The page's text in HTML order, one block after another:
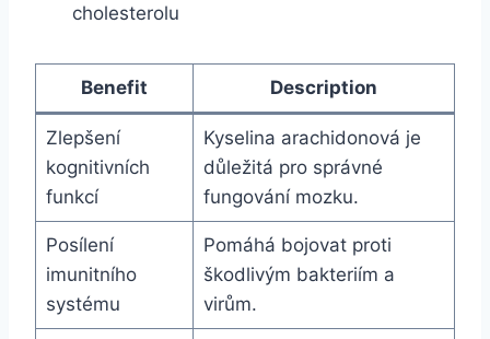
cholesterolu
Benefit Description
Zlepšení
kognitivních
funkcí
Kyselina arachidonová je
důležitá pro správné
fungování mozku.
Posílení
imunitního
systému
Pomáhá bojovat proti
škodlivým bakteriím a
virům.